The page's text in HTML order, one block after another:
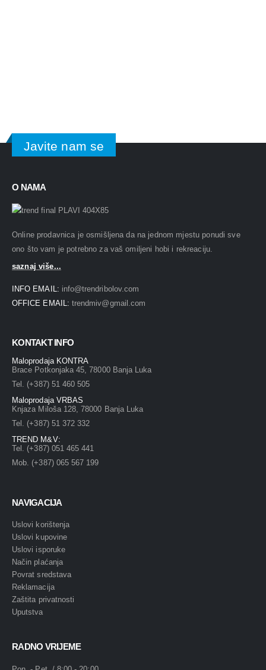
Javite nam se
O NAMA
Online prodavnica je osmišljena da na jednom mjestu ponudi sve
ono što vam je potrebno za vaš omiljeni hobi i rekreaciju.
saznaj više...
INFO EMAIL: info@trendribolov.com
OFFICE EMAIL: trendmiv@gmail.com
KONTAKT INFO
Maloprodaja KONTRA
Brace Potkonjaka 45, 78000 Banja Luka
Tel. (+387) 51 460 505
Maloprodaja VRBAS
Knjaza Miloša 128, 78000 Banja Luka
Tel. (+387) 51 372 332
TREND M&V:
Tel. (+387) 051 465 441
Mob. (+387) 065 567 199
NAVIGACIJA
Uslovi korištenja
Uslovi kupovine
Uslovi isporuke
Način plaćanja
Povrat sredstava
Reklamacija
Zaštita privatnosti
Uputstva
RADNO VRIJEME